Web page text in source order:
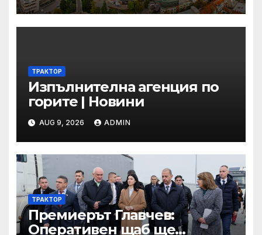
ТРАКТОР
Изпълнителна агенция по
горите | Новини
AUG 9, 2026 ADMIN
ТРАКТОР
Премиерът Главчев:
Оперативен щаб ще